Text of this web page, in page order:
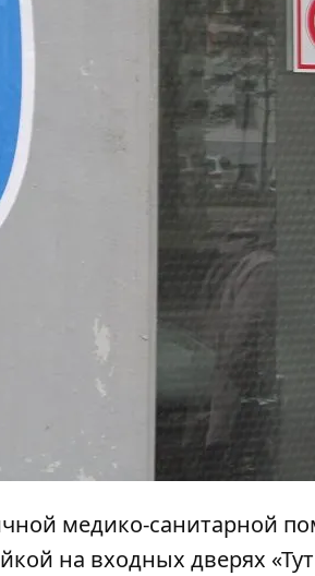
медико-санитарной
на входных дверях